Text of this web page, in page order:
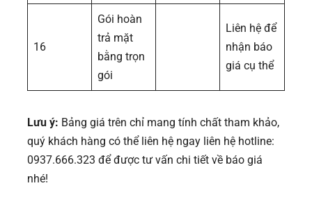
16
Gói hoàn
trả mặt
bằng trọn
gói
Liên hệ để
nhận báo
giá cụ thể
Lưu ý: Bảng giá trên chỉ mang tính chất tham khảo,
quý khách hàng có thể liên hệ ngay liên hệ hotline:
0937.666.323 để được tư vấn chi tiết về báo giá
nhé!